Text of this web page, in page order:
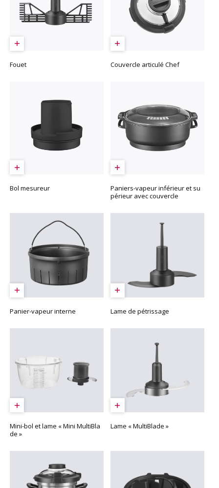
Fouet Couvercle articulé Chef
Bol mesureur
Paniers-vapeur inférieur et su
périeur avec couvercle
Panier-vapeur interne Lame de pétrissage
Mini-bol et lame « Mini MultiBla
de »
Lame « MultiBlade »